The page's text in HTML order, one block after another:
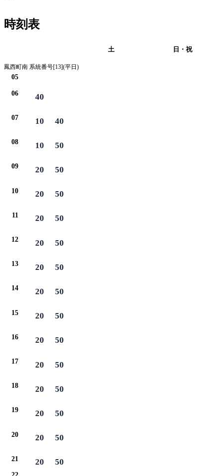
時刻表
土 日・祝
鳳西町南 系統番号[13](平日)
05
06 40
07 10 40
08 10 50
09 20 50
10 20 50
11 20 50
12 20 50
13 20 50
14 20 50
15 20 50
16 20 50
17 20 50
18 20 50
19 20 50
20 20 50
21 20 50